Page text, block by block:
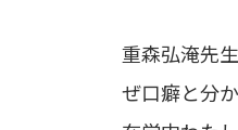
重森弘淹先
ぜ口癖と分